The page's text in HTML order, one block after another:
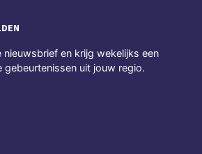
nieuwsbrief en krijg wekelijks een
gebeurtenissen uit jouw regio.